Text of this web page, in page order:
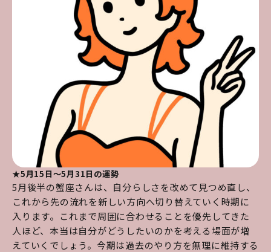
★5月15日～5月31日の運勢
5月後半の蟹座さんは、自分らしさを改めて見つめ直し、
これから先の流れを新しい方向へ切り替えていく時期に
入ります。これまで周囲に合わせることを優先してきた
人ほど、本当は自分がどうしたいのかを考える場面が増
えていくでしょう。今期は過去のやり方を無理に維持する